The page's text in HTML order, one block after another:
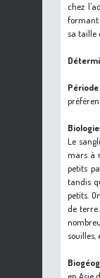
chez
formant
sa taille
Le
mars à
petits
tandis
petits.
de
souilles,